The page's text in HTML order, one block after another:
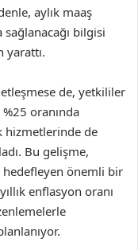
aylık maaş
sağlanacağı bilgisi
yarattı.
de, yetkililer
oranında
hizmetlerinde de
Bu gelişme,
hedefleyen önemli bir
enflasyon oranı